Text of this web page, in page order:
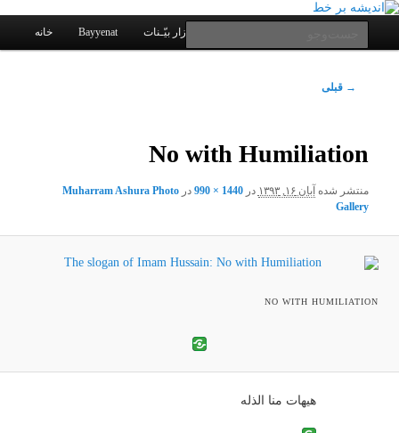
پرش
اصلی
اندیشه بر خط
یادداشتهای یک معلم در باب زندگی، اخلاق، اخبار، علم و سیاست
فهرست
خانه Bayyenat نرم افزار بیّـنات
جابجایی
→ قبلی
No with Humiliation
منتشر شدهآبان ۱۶, ۱۳۹۳ در1440 × 990 درMuharram Ashura Photo
Gallery
NO WITH HUMILIATION
هیهات منا الذله